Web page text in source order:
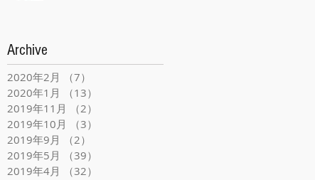
Archive
2020年2月 （7）
2020年1月
（13）
2019年11月
（2）
2019年10月
（3）
2019年9月
（2）
2019年5月
（39）
2019年4月
（32）